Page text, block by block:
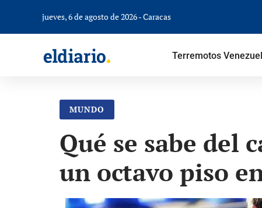
jueves, 6 de agosto de 2026 - Caracas
Terremotos
MUNDO
Qué se sabe del
un octavo piso